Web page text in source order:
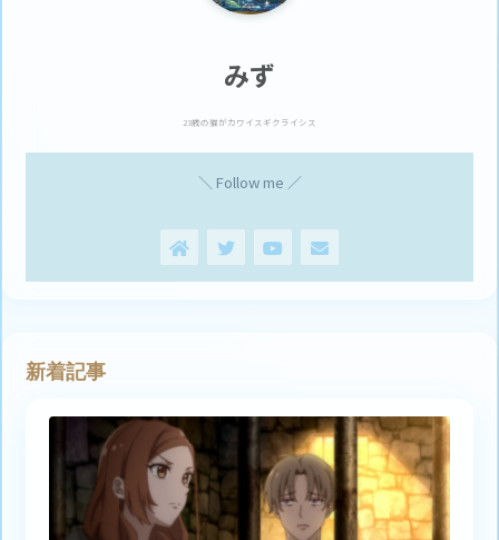
みず
23歳の猫がカワイスギクライシス
＼ Follow me ／
新着記事